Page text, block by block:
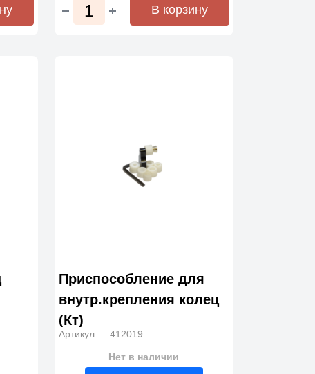
В корзину
Приспособление для
внутр.крепления колец
(Кт)
Артикул — 412019
Нет в наличии